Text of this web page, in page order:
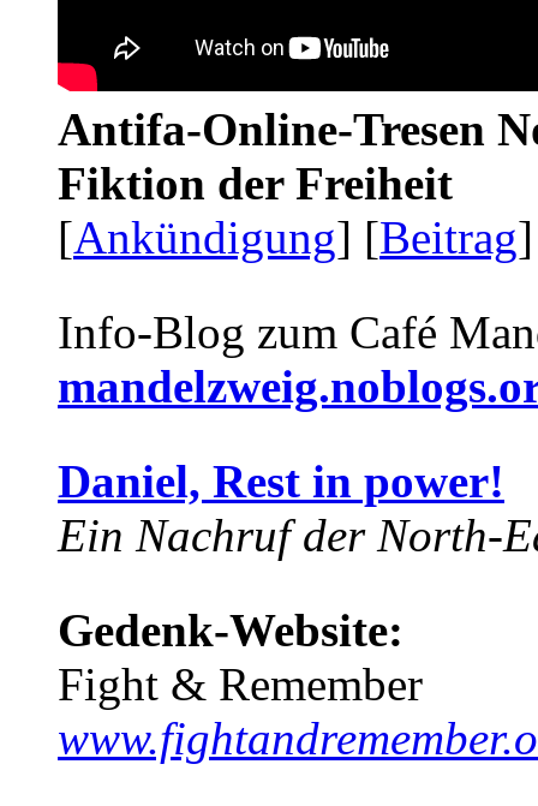
Antifa-Online-Tresen
Fiktion der Freiheit
[Ankündigung] [Beitrag
Info-Blog zum Café
Daniel, Rest in power!
Ein Nachruf der North-
Gedenk-Website:
Fight & Remember